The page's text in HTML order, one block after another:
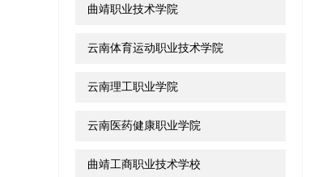
曲靖职业技术学院
云南体育运动职业技术学院
云南理工职业学院
云南医药健康职业学院
曲靖工商职业技术学校